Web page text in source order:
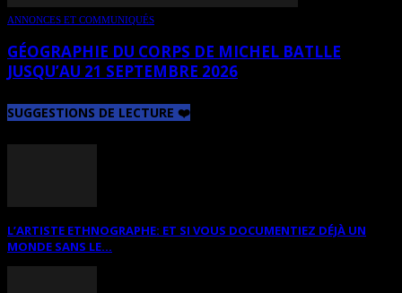
ANNONCES ET COMMUNIQUÉS
GÉOGRAPHIE DU CORPS DE MICHEL BATLLE
JUSQU’AU 21 SEPTEMBRE 2026
SUGGESTIONS DE LECTURE ❤️
L’ARTISTE ETHNOGRAPHE: ET SI VOUS DOCUMENTIEZ DÉJÀ UN
MONDE SANS LE...